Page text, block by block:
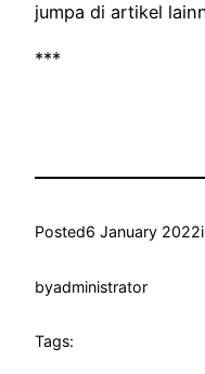
jumpa di artikel
***
Posted6 January 2022
byadministrator
Tags: